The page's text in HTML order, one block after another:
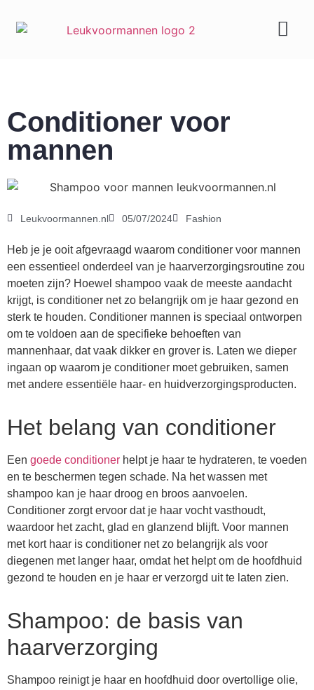
Conditioner voor
mannen
Leukvoormannen.nl 05/07/2024 Fashion
Heb je je ooit afgevraagd waarom conditioner voor mannen
een essentieel onderdeel van je haarverzorgingsroutine zou
moeten zijn? Hoewel shampoo vaak de meeste aandacht
krijgt, is conditioner net zo belangrijk om je haar gezond en
sterk te houden. Conditioner mannen is speciaal ontworpen
om te voldoen aan de specifieke behoeften van
mannenhaar, dat vaak dikker en grover is. Laten we dieper
ingaan op waarom je conditioner moet gebruiken, samen
met andere essentiële haar- en huidverzorgingsproducten.
Het belang van conditioner
Een goede conditioner helpt je haar te hydrateren, te voeden
en te beschermen tegen schade. Na het wassen met
shampoo kan je haar droog en broos aanvoelen.
Conditioner zorgt ervoor dat je haar vocht vasthoudt,
waardoor het zacht, glad en glanzend blijft. Voor mannen
met kort haar is conditioner net zo belangrijk als voor
diegenen met langer haar, omdat het helpt om de hoofdhuid
gezond te houden en je haar er verzorgd uit te laten zien.
Shampoo: de basis van
haarverzorging
Shampoo reinigt je haar en hoofdhuid door overtollige olie,